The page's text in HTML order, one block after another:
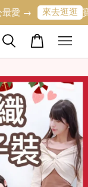
來去逛逛 寶寶的